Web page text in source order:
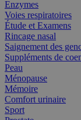
Enzymes
Voies respiratoires
Étude et Examens
Rincage nasal
Saignement des
Suppléments de
Peau
Ménopause
Mémoire
Comfort urinaire
Sport